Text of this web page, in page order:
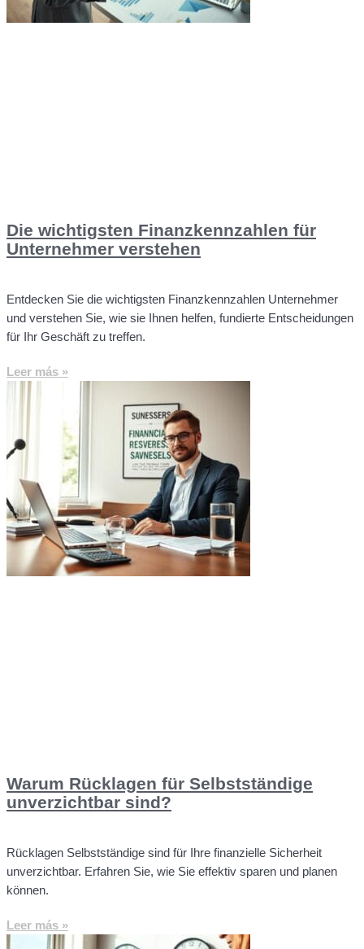
Die wichtigsten Finanzkennzahlen für
Unternehmer verstehen
Entdecken Sie die wichtigsten Finanzkennzahlen Unternehmer
und verstehen Sie, wie sie Ihnen helfen, fundierte Entscheidungen
für Ihr Geschäft zu treffen.
Leer más »
Warum Rücklagen für Selbstständige
unverzichtbar sind?
Rücklagen Selbstständige sind für Ihre finanzielle Sicherheit
unverzichtbar. Erfahren Sie, wie Sie effektiv sparen und planen
können.
Leer más »